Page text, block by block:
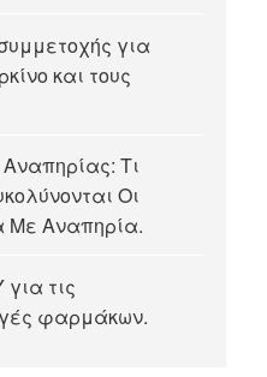
για
και τους
Τι
Οι
Με Αναπηρία.
τις
φαρμάκων.